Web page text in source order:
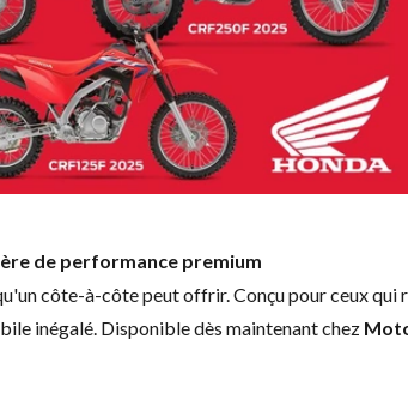
ère de performance premium
côte-à-côte peut offrir. Conçu pour ceux qui
inégalé. Disponible dès maintenant chez